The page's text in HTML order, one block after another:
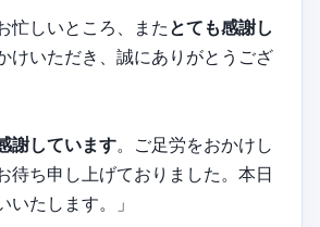
忙しいところ、また とても感謝し
けいただき、誠にありがとうござ
謝しています。ご足労をおかけし
待ち申し上げておりました。本日
いたします。」